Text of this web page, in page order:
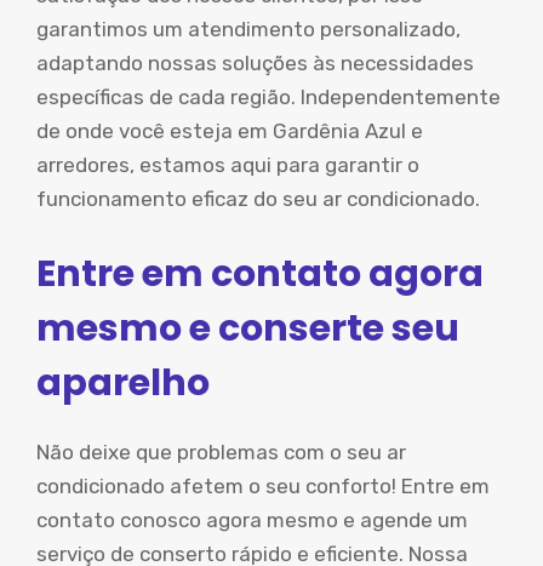
garantimos um atendimento personalizado,
adaptando nossas soluções às necessidades
específicas de cada região. Independentemente
de onde você esteja em Gardênia Azul e
arredores, estamos aqui para garantir o
funcionamento eficaz do seu ar condicionado.
Entre em contato agora
mesmo e conserte seu
aparelho
Não deixe que problemas com o seu ar
condicionado afetem o seu conforto! Entre em
contato conosco agora mesmo e agende um
serviço de conserto rápido e eficiente. Nossa